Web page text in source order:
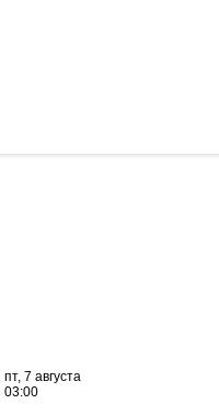
пт, 7 августа
03:00